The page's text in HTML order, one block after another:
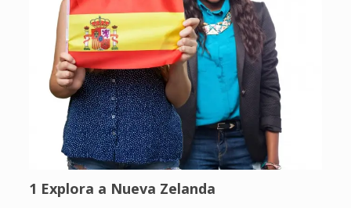
1 Explora a Nueva Zelanda